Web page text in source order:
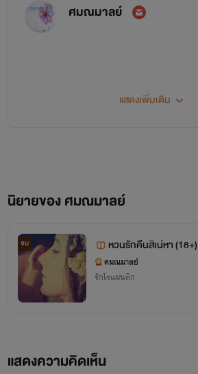
ศมณมาลย์
ขิง ศมณมาลย์
แสดงเพิ่มเติม
นิยายของ ศมณมาลย์
จบ หวนรักคืนสิเน่หา (18+)
ศมณมาลย์
รักโรแมนติก
แสดงความคิดเห็น